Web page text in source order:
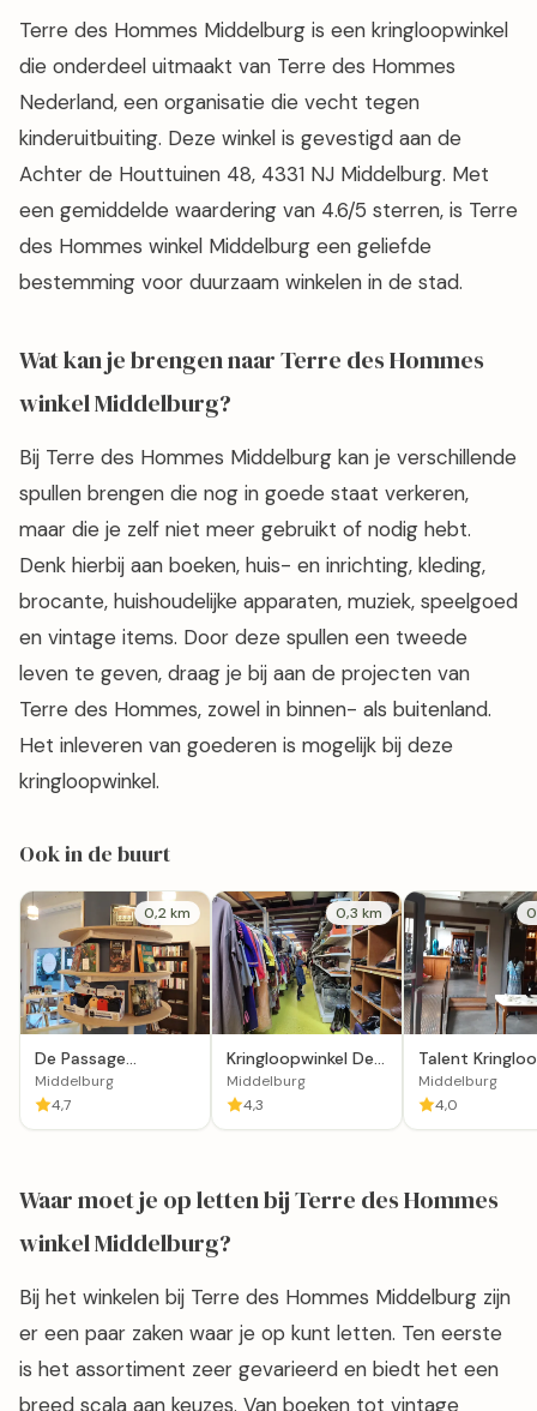
Terre des Hommes Middelburg is een kringloopwinkel
die onderdeel uitmaakt van Terre des Hommes
Nederland, een organisatie die vecht tegen
kinderuitbuiting. Deze winkel is gevestigd aan de
Achter de Houttuinen 48, 4331 NJ Middelburg. Met
een gemiddelde waardering van 4.6/5 sterren, is Terre
des Hommes winkel Middelburg een geliefde
bestemming voor duurzaam winkelen in de stad.
Wat kan je brengen naar Terre des Hommes
winkel Middelburg?
Bij Terre des Hommes Middelburg kan je verschillende
spullen brengen die nog in goede staat verkeren,
maar die je zelf niet meer gebruikt of nodig hebt.
Denk hierbij aan boeken, huis- en inrichting, kleding,
brocante, huishoudelijke apparaten, muziek, speelgoed
en vintage items. Door deze spullen een tweede
leven te geven, draag je bij aan de projecten van
Terre des Hommes, zowel in binnen- als buitenland.
Het inleveren van goederen is mogelijk bij deze
kringloopwinkel.
Ook in de buurt
0,2 km
De Passage
Middelburg
Middelburg
4,7
0,3 km
Kringloopwinkel De
Kledij in Middelburg
Middelburg
4,3
Talent
Middelburg
Middelburg
4,0
Waar moet je op letten bij Terre des Hommes
winkel Middelburg?
Bij het winkelen bij Terre des Hommes Middelburg zijn
er een paar zaken waar je op kunt letten. Ten eerste
is het assortiment zeer gevarieerd en biedt het een
breed scala aan keuzes. Van boeken tot vintage